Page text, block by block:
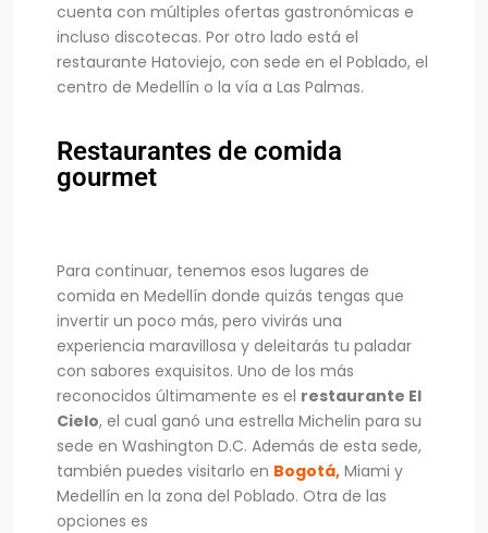
cuenta con múltiples ofertas gastronómicas e
incluso discotecas. Por otro lado está el
restaurante Hatoviejo, con sede en el Poblado, el
centro de Medellín o la vía a Las Palmas.
Restaurantes de comida
gourmet
Para continuar, tenemos esos lugares de
comida en Medellín donde quizás tengas que
invertir un poco más, pero vivirás una
experiencia maravillosa y deleitarás tu paladar
con sabores exquisitos. Uno de los más
reconocidos últimamente es el restaurante El
Cielo, el cual ganó una estrella Michelin para su
sede en Washington D.C. Además de esta sede,
también puedes visitarlo en Bogotá, Miami y
Medellín en la zona del Poblado. Otra de las
opciones es